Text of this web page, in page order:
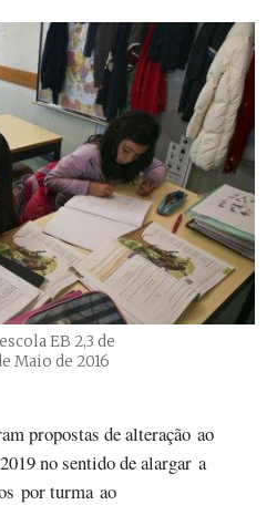
EB 2,3 de
Maio de 2016
propostas de alteração ao
no sentido de alargar a
por turma ao